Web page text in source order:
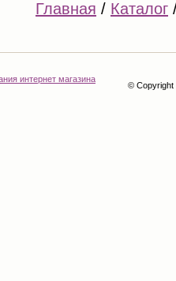
Главная / Каталог
интернет магазина
©